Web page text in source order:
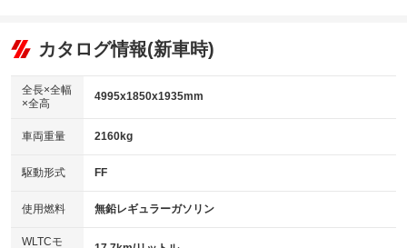
リフトアップ
：装備なし
：装備なし
パワーウィンドウ
アイドリングストップ
：装備なし
USB入力端子
：装備あり
100V電源
：装備あり
センターデフロック
：装備なし
ビジュアル
：装備なし
：装備あり
革シート
キーレス
HID(キセノンライト)
：装備あり
バックカメラ
：装備あり
エアロ
カタログ情報(新車時)
全長×全幅
×全高
4995x1850x1935mm
車両重量 2160kg
駆動形式 FF
使用燃料 無鉛レギュラーガソリン
WLTCモ